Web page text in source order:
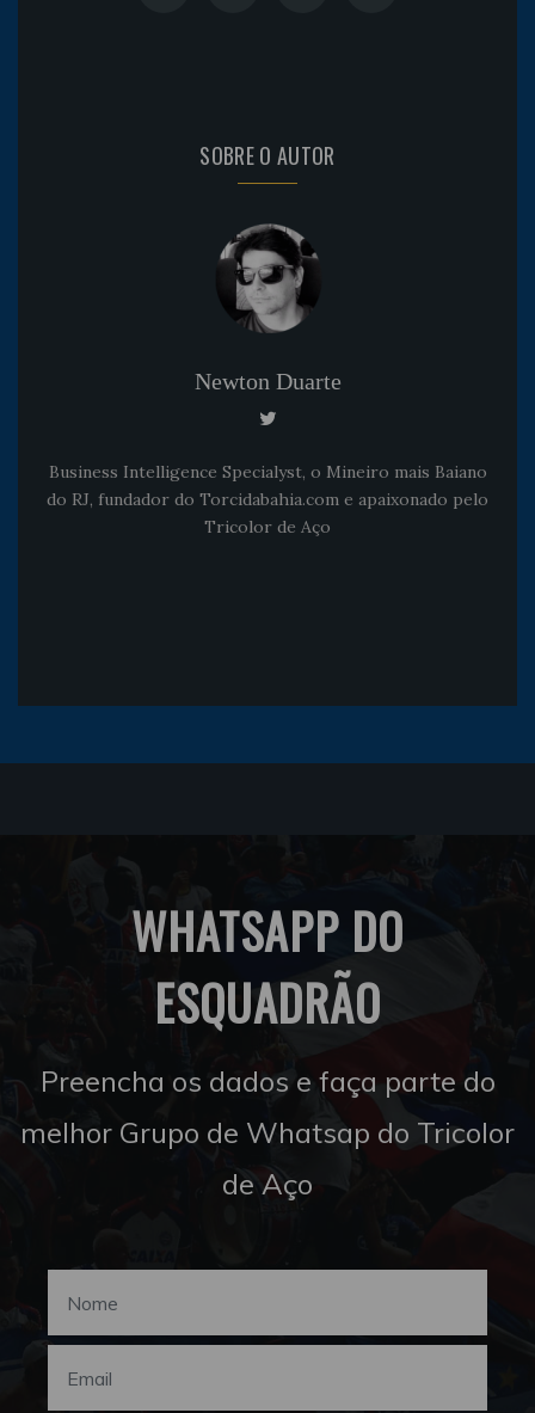
SOBRE O AUTOR
Newton Duarte
Business Intelligence Specialyst, o Mineiro mais Baiano
do RJ, fundador do Torcidabahia.com e apaixonado pelo
Tricolor de Aço
WHATSAPP DO
ESQUADRÃO
Preencha os dados e faça parte do
melhor Grupo de Whatsap do Tricolor
de Aço